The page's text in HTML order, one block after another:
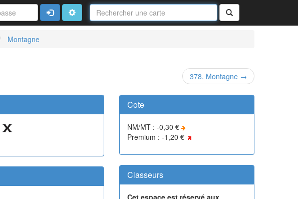
Nom
de
la
Rechercher
ConnexionAvancé
Montagne
378. Montagne →
Cote
NM/MT : -0,30 €
Premium : -1,20 €
Classeurs
Cet espace est réservé aux